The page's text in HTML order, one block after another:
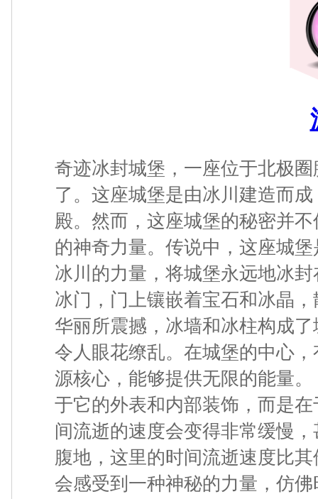
奇迹冰封城堡，一座位于北极
了。这座城堡是由冰川建造而
殿。然而，这座城堡的秘密并
的神奇力量。传说中，这座城
冰川的力量，将城堡永远地冰
冰门，门上镶嵌着宝石和冰晶
华丽所震撼，冰墙和冰柱构成
令人眼花缭乱。在城堡的中心
源核心，能够提供无限的能量
于它的外表和内部装饰，而是
间流逝的速度会变得非常缓慢
腹地，这里的时间流逝速度比
会感受到一种神秘的力量，仿